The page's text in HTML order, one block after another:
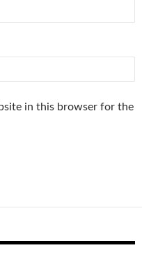
in this browser for the